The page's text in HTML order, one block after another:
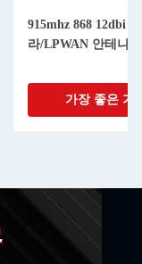
915mhz 868 12dbi
라/LPWAN 안테나
가장 좋은 가